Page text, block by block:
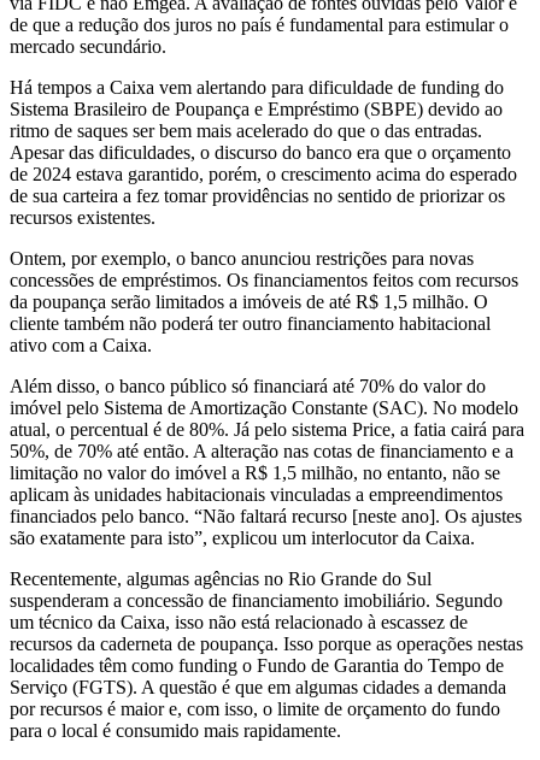
de que a redução dos juros no país é fundamental para estimular o
mercado secundário.
Há tempos a Caixa vem alertando para dificuldade de funding do
Sistema Brasileiro de Poupança e Empréstimo (SBPE) devido ao
ritmo de saques ser bem mais acelerado do que o das entradas.
Apesar das dificuldades, o discurso do banco era que o orçamento
de 2024 estava garantido, porém, o crescimento acima do esperado
de sua carteira a fez tomar providências no sentido de priorizar os
recursos existentes.
Ontem, por exemplo, o banco anunciou restrições para novas
concessões de empréstimos. Os financiamentos feitos com recursos
da poupança serão limitados a imóveis de até R$ 1,5 milhão. O
cliente também não poderá ter outro financiamento habitacional
ativo com a Caixa.
Além disso, o banco público só financiará até 70% do valor do
imóvel pelo Sistema de Amortização Constante (SAC). No modelo
atual, o percentual é de 80%. Já pelo sistema Price, a fatia cairá para
50%, de 70% até então. A alteração nas cotas de financiamento e a
limitação no valor do imóvel a R$ 1,5 milhão, no entanto, não se
aplicam às unidades habitacionais vinculadas a empreendimentos
financiados pelo banco. “Não faltará recurso [neste ano]. Os ajustes
são exatamente para isto”, explicou um interlocutor da Caixa.
Recentemente, algumas agências no Rio Grande do Sul
suspenderam a concessão de financiamento imobiliário. Segundo
um técnico da Caixa, isso não está relacionado à escassez de
recursos da caderneta de poupança. Isso porque as operações nestas
localidades têm como funding o Fundo de Garantia do Tempo de
Serviço (FGTS). A questão é que em algumas cidades a demanda
por recursos é maior e, com isso, o limite de orçamento do fundo
para o local é consumido mais rapidamente.